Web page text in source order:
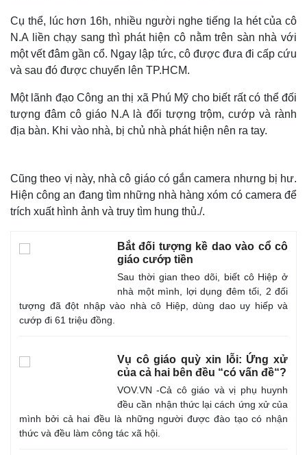
Cụ thể, lúc hơn 16h, nhiều người nghe tiếng la hét của cô
N.A liền chạy sang thì phát hiện cô nằm trên sàn nhà với
một vết đâm gần cổ. Ngay lập tức, cô được đưa đi cấp cứu
và sau đó được chuyển lên TP.HCM.
Một lãnh đạo Công an thị xã Phú Mỹ cho biết rất có thể đối
tượng đâm cô giáo N.A là đối tượng trộm, cướp và rành
địa bàn. Khi vào nhà, bị chủ nhà phát hiện nên ra tay.
Cũng theo vị này, nhà cô giáo có gắn camera nhưng bị hư.
Hiện công an đang tìm những nhà hàng xóm có camera để
trích xuất hình ảnh và truy tìm hung thủ./.
Bắt đối tượng kề dao vào cổ cô
giáo cướp tiền
Sau thời gian theo dõi, biết cô Hiệp ở
nhà một mình, lợi dụng đêm tối, 2 đối
tượng đã đột nhập vào nhà cô Hiệp, dùng dao uy hiếp và
cướp đi 61 triệu đồng.
Vụ cô giáo quỳ xin lỗi: Ứng xử
của cả hai bên đều “có vấn đề“?
VOV.VN -Cả cô giáo và vị phụ huynh
đều cần nhận thức lại cách ứng xử của
mình bởi cả hai đều là những người được đào tạo có nhận
thức và đều làm công tác xã hội.